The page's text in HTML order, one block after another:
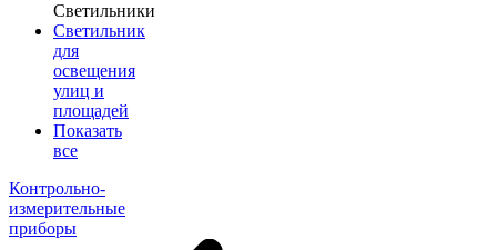
Светильники
Светильник
для
освещения
улиц и
площадей
Показать
все
Контрольно-
измерительные
приборы